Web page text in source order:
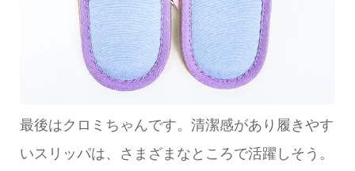
最後はクロミちゃんです。清潔感があり履きやす
いスリッパは、さまざまなところで活躍しそう。